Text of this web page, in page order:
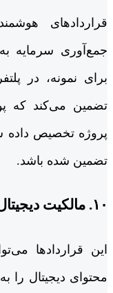
قراردادهای
جمع‌آوری سرمایه
برای نمونه، در
تضمین می‌کند که
پروژه تخصیص داده
تضمین شده باشد.
۱۰. مالکیت دیجیتال و حق‌الامتیاز:
این قراردادها
محتوای دیجیتال را